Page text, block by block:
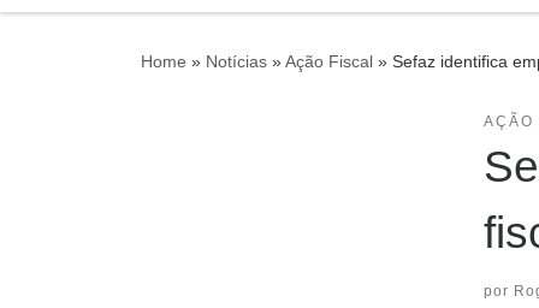
Home » Notícias »Ação Fiscal » Sefaz identifica
por